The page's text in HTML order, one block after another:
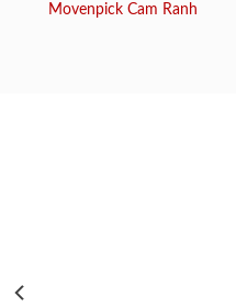
Movenpick Cam Ranh